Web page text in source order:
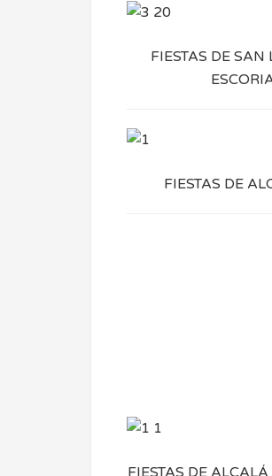
FIESTAS DE SAN
FIESTAS DE